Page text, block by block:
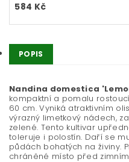
584 Kč
POPIS
Nandina domestica
kompaktní a pomalu
60 cm. Vyniká atraktivním
výrazný limetkový nádech,
zelené. Tento kultivar
toleruje i polostín. Daří se
půdách bohatých na živiny.
chráněné místo před